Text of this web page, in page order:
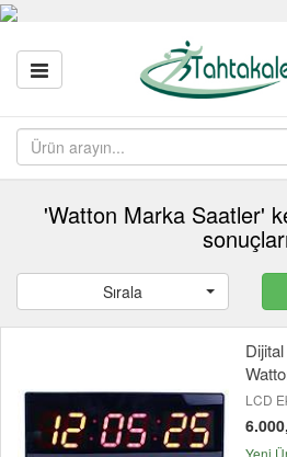
'Watton Marka Saatler'
sonuçları
Sırala
LCD